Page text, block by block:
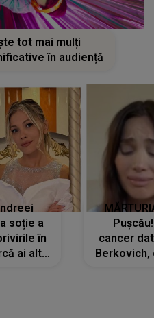
tot mai mulți
în audiență
soție a
în
ai altă
cancer